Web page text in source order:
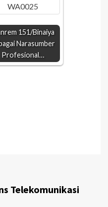
151/Binaiya
Narasumber
Profesional…
Telekomunikasi